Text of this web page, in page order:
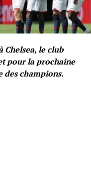
Chelsea, le club
pour la prochaine
des champions.